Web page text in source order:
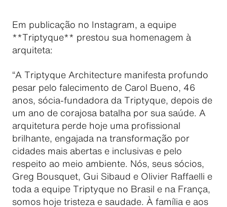
Em publicação no Instagram, a equipe
**Triptyque** prestou sua homenagem à
arquiteta:
“A Triptyque Architecture manifesta profundo
pesar pelo falecimento de Carol Bueno, 46
anos, sócia-fundadora da Triptyque, depois de
um ano de corajosa batalha por sua saúde. A
arquitetura perde hoje uma profissional
brilhante, engajada na transformação por
cidades mais abertas e inclusivas e pelo
respeito ao meio ambiente. Nós, seus sócios,
Greg Bousquet, Gui Sibaud e Olivier Raffaelli e
toda a equipe Triptyque no Brasil e na França,
somos hoje tristeza e saudade. À família e aos